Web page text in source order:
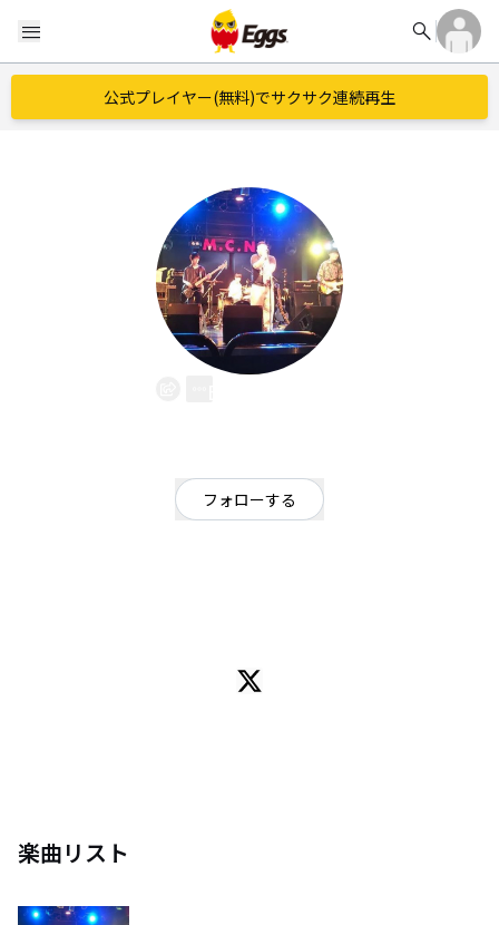
menu search
公式プレイヤー(無料)でサクサク連続再生
フォローする
ラオカ（@drum_mrok）
楽曲リスト